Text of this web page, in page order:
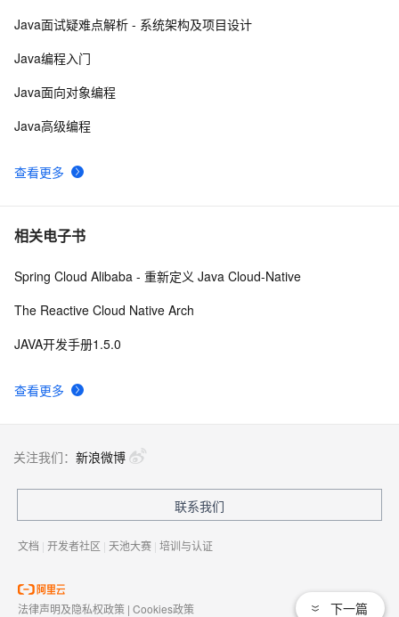
4.3.3.Elasticsearch 性能优化之内存和熔断浅析（上）
10【本地与Java无缝对接】JDK 22外部函数和内存API：
查看更多
Java面试疑难点解析 - 系统架构及项目设计
Java编程入门
Java面向对象编程
Java高级编程
相关电子书
查看更多
Spring Cloud Alibaba - 重新定义 Java Cloud-Native
The Reactive Cloud Native Arch
JAVA开发手册1.5.0
下一篇
关注我们： 新浪微博
联系我们
文档 | 开发者社区 | 天池大赛 | 培训与认证
法律声明及隐私权政策 | Cookies政策